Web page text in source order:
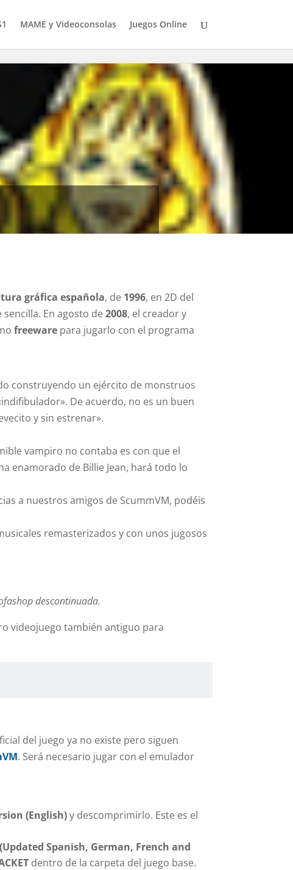
MAME y Videoconsolas Juegos Online
gráfica española, de 1996, en 2D del
En agosto de2008, el creador y
freeware para jugarlo con el programa
construyendo un ejército de monstruos
De acuerdo, no es un buen
y sin estrenar».
vampiro no contaba es con que el
enamorado de Billie Jean, hará todo lo
a nuestros amigos de ScummVM, podéis
remasterizados y con unos jugosos
descontinuada.
videojuego también antiguo para
del juego ya no existe pero siguen
. Será necesario jugar con el emulador
(English)y descomprimirlo. Este es el
Spanish, German, French and
dentro de la carpeta del juego base.